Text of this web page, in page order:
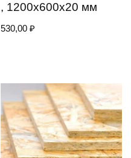
, 1200х600х20 мм
530,00₽